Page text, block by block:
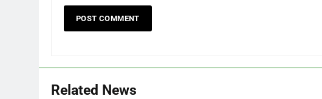
Related News